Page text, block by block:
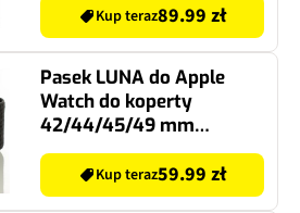
Kup teraz89.99 zł
Pasek LUNA do Apple
Watch do koperty
42/44/45/49 mm
A00058 Czarny
Kup teraz59.99 zł